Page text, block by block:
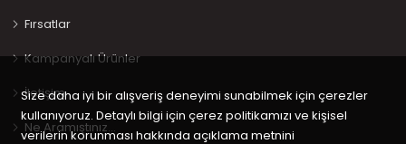
Fırsatlar
Kampanyalı Ürünler
İletişim
Ne Aramıştınız…
Size daha iyi bir alışveriş deneyimi sunabilmek için çerezler
kullanıyoruz. Detaylı bilgi için çerez politikamızı ve kişisel
verilerin korunması hakkında açıklama metnini